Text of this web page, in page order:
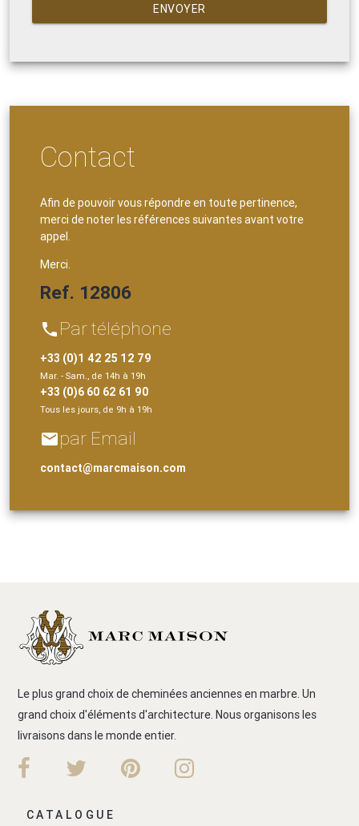
ENVOYER
Contact
Afin de pouvoir vous répondre en toute pertinence,
merci de noter les références suivantes avant votre
appel.
Merci.
Ref. 12806
phone Par téléphone
+33 (0)1 42 25 12 79
Mar. - Sam., de 14h à 19h
+33 (0)6 60 62 61 90
Tous les jours, de 9h à 19h
emailpar Email
contact@marcmaison.com
Le plus grand choix de cheminées anciennes en marbre. Un
grand choix d'éléments d'architecture. Nous organisons les
livraisons dans le monde entier.
CATALOGUE